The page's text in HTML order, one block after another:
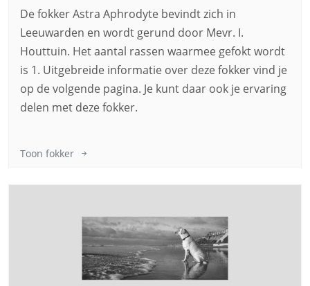
De fokker Astra Aphrodyte bevindt zich in
Leeuwarden en wordt gerund door Mevr. I.
Houttuin. Het aantal rassen waarmee gefokt wordt
is 1. Uitgebreide informatie over deze fokker vind je
op de volgende pagina. Je kunt daar ook je ervaring
delen met deze fokker.
Toon fokker